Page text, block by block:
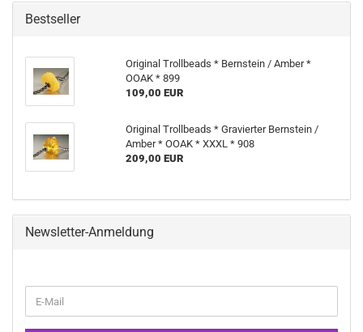
Bestseller
Original Trollbeads * Bernstein / Amber *
OOAK * 899
109,00 EUR
Original Trollbeads * Gravierter Bernstein /
Amber * OOAK * XXXL * 908
209,00 EUR
Newsletter-Anmeldung
ZUR
E-
Mail